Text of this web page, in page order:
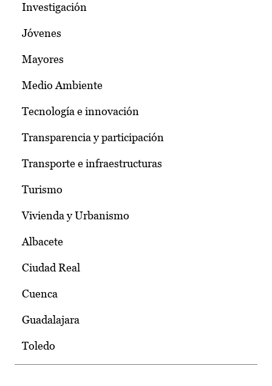
Investigación
Jóvenes
Mayores
Medio Ambiente
Tecnología e innovación
Transparencia y participación
Transporte e infraestructuras
Turismo
Vivienda y Urbanismo
Albacete
Ciudad Real
Cuenca
Guadalajara
Toledo